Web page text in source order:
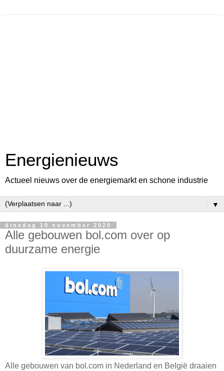
Energienieuws
Actueel nieuws over de energiemarkt en schone industrie
▼
dinsdag 10 november 2020
Alle gebouwen bol.com over op
duurzame energie
Alle gebouwen van bol.com in Nederland en België draaien